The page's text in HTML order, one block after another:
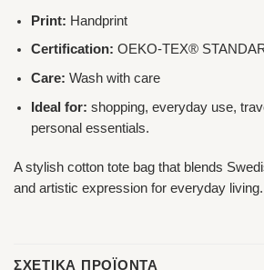
Print: Handprint
Certification: OEKO-TEX®
Care: Wash with care
Ideal for: shopping, everyday use,
personal essentials.
A stylish cotton tote bag that blends
and artistic expression for everyday living.
ΣΧΕΤΙΚΆ ΠΡΟΪΌΝΤΑ